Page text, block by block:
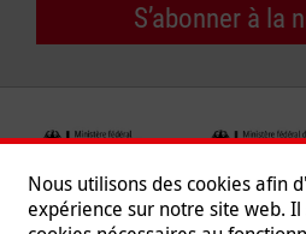
S’abonner à la
Nous utilisons des cookies afin
expérience sur notre site web.